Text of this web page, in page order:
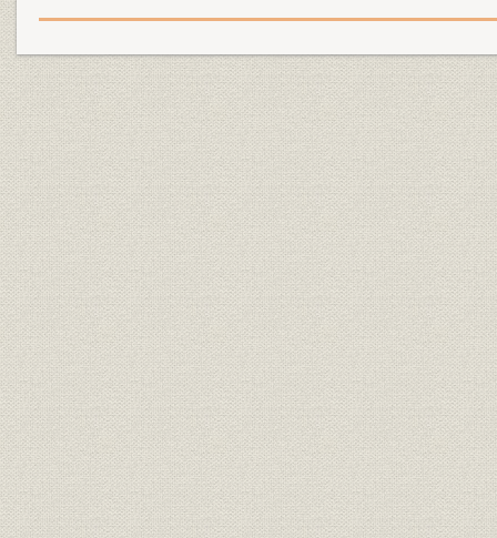
沿革
(1945年)
(1944年)
沿革
昭和20年(1945年)~昭和36年
(1961年)
昭和22年
(1961年)